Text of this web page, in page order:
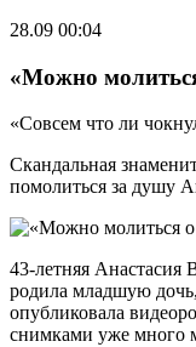
28.09 00:04
«Можно
«Совсем что ли
Скандальная
помолиться за душу
43-летняя Анастасия
родила младшую
опубликовала
снимками уже много